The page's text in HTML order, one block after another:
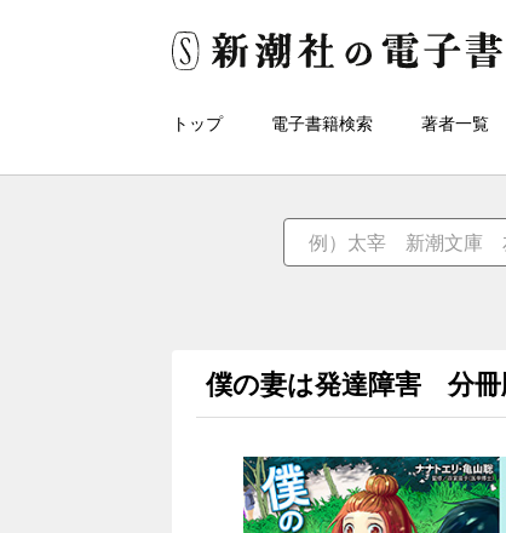
トップ 電子書籍検索 著者一覧
僕の妻は発達障害 分冊